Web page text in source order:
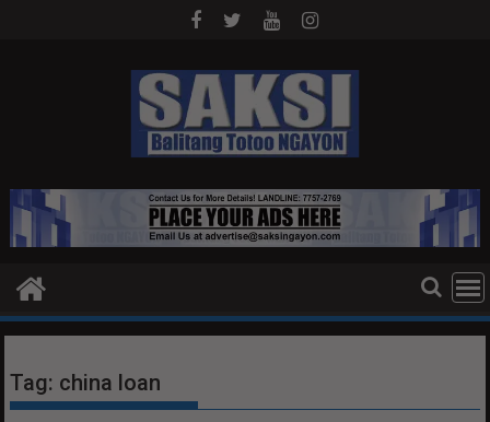
Tag: china loan